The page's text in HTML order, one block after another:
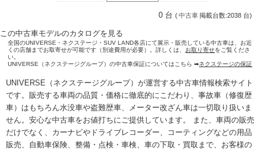
0 台 (中古車掲載台数:2038 台)
この中古車モデルのカタログを見る
全国のUNIVERSE・ネクステージ・SUV LAND各店にて展示・販売している中古車は、お近
くの店舗までお取寄せが可能です（別途費用が必要）。詳しくは、 お取り寄せをご覧くださ
い。
UNIVERSE（ネクステージグループ）の中古車保証についてはこちら ➡ネクステージの保証
UNIVERSE（ネクステージグループ）が運営する中古車情報検索サイト
です。販売する車両の品質・価格に徹底的にこだわり、事故車（修復歴
車）はもちろん水没車や盗難歴車、メーター改ざん車は一切取り扱いま
せん。安心な中古車をお値打ちにご提供しています。 また、車両の販売
だけでなく、カーナビやドライブレコーダー、コーティングなどの用品
販売、自動車保険、整備・点検・車検、車の下取・買取まで、お客様の